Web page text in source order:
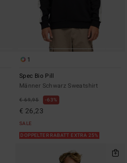
1
Spec Bio Pill
Männer Schwarz Sweatshirt
€ 69,95 63%
€ 26,23
SALE
DOPPELTER RABATT EXTRA 25%